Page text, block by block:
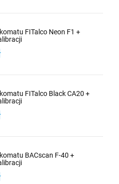
FITalco Neon F1 +
FITalco Black CA20 +
BACscan F-40 +